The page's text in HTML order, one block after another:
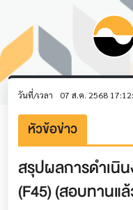
วันที่/เวลา 07 ส.ค. 2568
หัวข้อข่าว
สรุปผลการดำเนิ
(F45) (สอบทานแ